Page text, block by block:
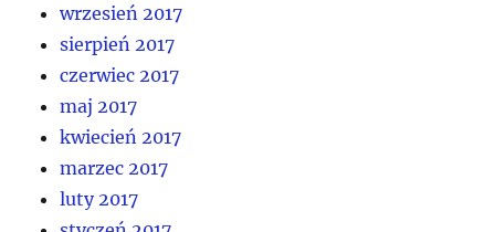
wrzesień 2017
sierpień 2017
czerwiec 2017
maj 2017
kwiecień 2017
marzec 2017
luty 2017